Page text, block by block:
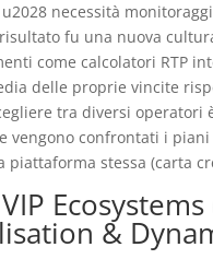
necessità
fu una nuova
come calcolatori RTP
delle proprie vincite
tra diversi
vengono confrontati i
piattaforma stessa (carta
&